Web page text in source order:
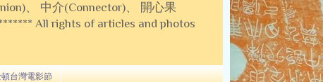
、 中介(Connector)、 開心果
All rights of articles and photos
台灣電影節